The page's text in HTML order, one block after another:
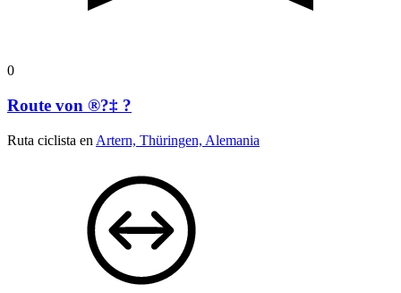
0
Route von ®?‡ ?
Ruta ciclista en Artern, Thüringen, Alemania